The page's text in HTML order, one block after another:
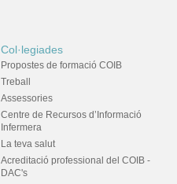
Col·legiades
Propostes de formació COIB
Treball
Assessories
Centre de Recursos d’Informació
Infermera
La teva salut
Acreditació professional del COIB -
DAC's